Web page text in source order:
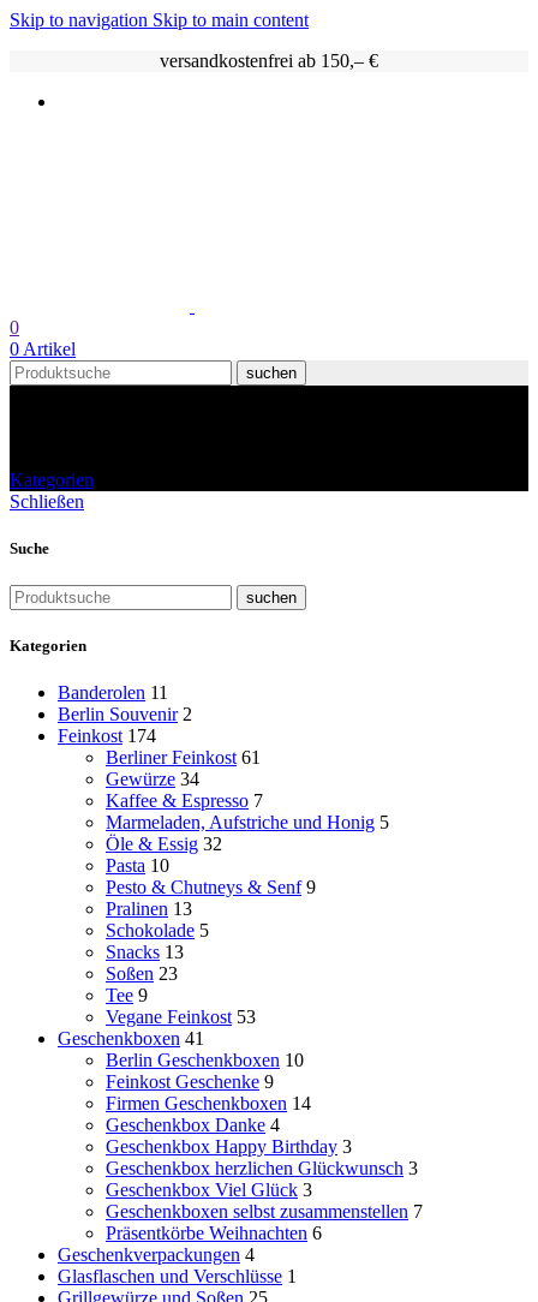
Skip to navigation Skip to main content
versandkostenfrei ab 150,– €
0
0 Artikel
suchen
Kategorien
Schließen
Suche
suchen
Kategorien
Banderolen 11
Berlin Souvenir 2
Feinkost 174
Berliner Feinkost 61
Gewürze 34
Kaffee & Espresso 7
Marmeladen, Aufstriche und Honig 5
Öle & Essig 32
Pasta 10
Pesto & Chutneys & Senf 9
Pralinen 13
Schokolade 5
Snacks 13
Soßen 23
Tee 9
Vegane Feinkost 53
Geschenkboxen 41
Berlin Geschenkboxen 10
Feinkost Geschenke 9
Firmen Geschenkboxen 14
Geschenkbox Danke 4
Geschenkbox Happy Birthday 3
Geschenkbox herzlichen Glückwunsch 3
Geschenkbox Viel Glück 3
Geschenkboxen selbst zusammenstellen 7
Präsentkörbe Weihnachten 6
Geschenkverpackungen 4
Glasflaschen und Verschlüsse 1